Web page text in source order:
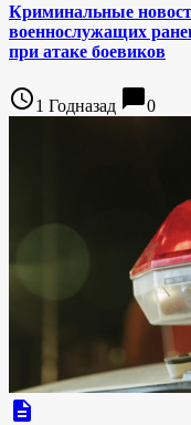
Криминальные
военнослужащих
при атаке боевиков
access_time1 Годназад chat_bubble0
description